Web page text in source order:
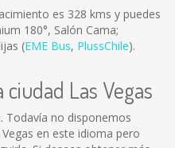
es 328 kms y puedes
180°, Salón Cama;
(EME Bus, PlussChile).
Las Vegas
Todavía no disponemos
en este idioma pero